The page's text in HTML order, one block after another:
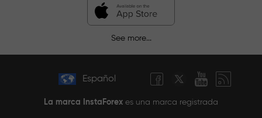
See more...
Español
La marca InstaForex es una marca registrada